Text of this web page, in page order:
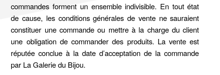
commandes forment un ensemble indivisible. En tout état
de cause, les conditions générales de vente ne sauraient
constituer une commande ou mettre à la charge du client
une obligation de commander des produits. La vente est
réputée conclue à la date d’acceptation de la commande
par La Galerie du Bijou.